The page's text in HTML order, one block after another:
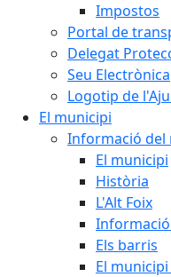
Impostos
Portal de
Delegat
Seu Electrònica
Logotip de
El municipi
Informació del
El municipi
Història
L'Alt Foix
Els barris
El